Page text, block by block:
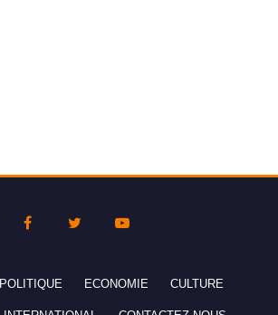
POLITIQUE ECONOMIE CULTURE